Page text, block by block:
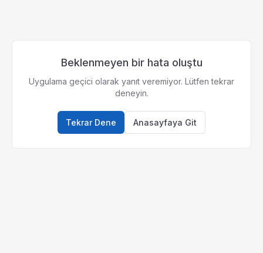
Beklenmeyen bir hata oluştu
Uygulama geçici olarak yanıt veremiyor. Lütfen tekrar
deneyin.
Tekrar Dene Anasayfaya Git